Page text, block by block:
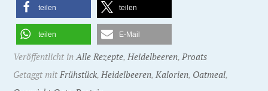
teilen teilen
teilen E-Mail
Veröffentlicht inAlle Rezepte,Heidelbeeren,Proats
Getaggt mitFrühstück,Heidelbeeren,Kalorien, Oatmeal,